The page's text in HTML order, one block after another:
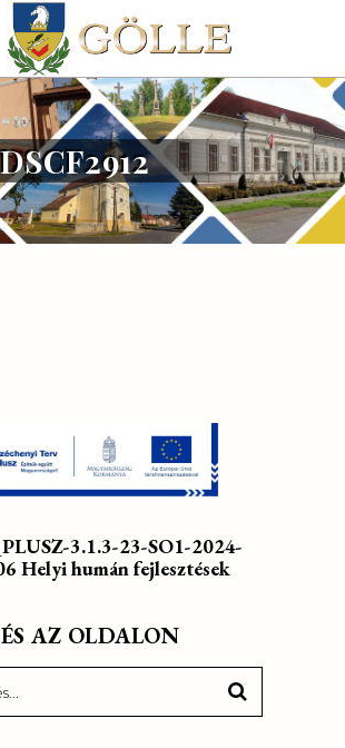
DSCF2912
3.1.3-23-SO1-2024-
Helyi humán fejlesztések
AZ OLDALON